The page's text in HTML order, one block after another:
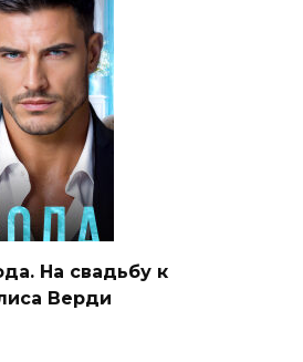
На свадьбу к
Верди